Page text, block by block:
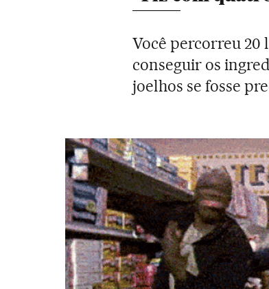
Você percorreu 20
conseguir os
joelhos se fosse